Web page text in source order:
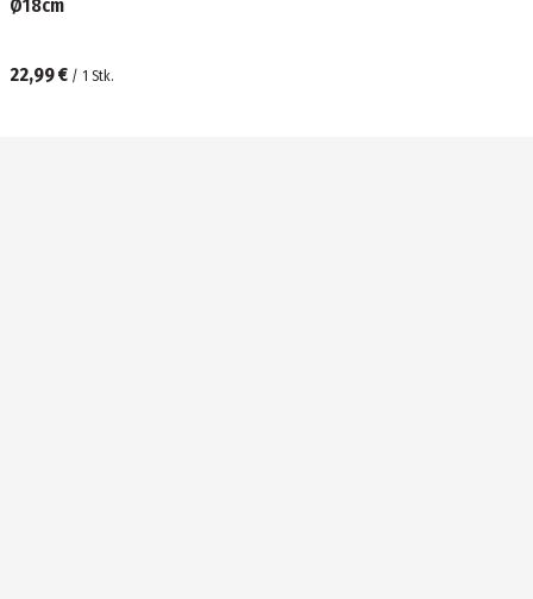
Ø18cm
22,99 € / 1 Stk.